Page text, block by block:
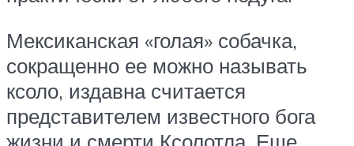
Мексиканская «голая» собачка,
сокращенно ее можно называть
ксоло, издавна считается
представителем известного бога